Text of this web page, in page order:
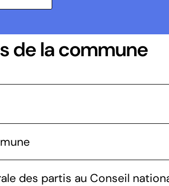
de la commune
des partis au Conseil